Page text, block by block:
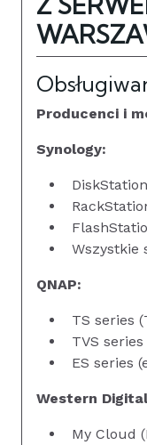
Producenci i
Synology:
Wszystkie
QNAP:
TS series
TVS
ES series
Western
My Cloud